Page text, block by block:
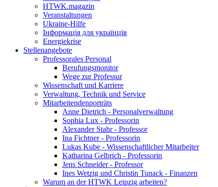
HTWK.magazin
Veranstaltungen
Ukraine-Hilfe
Інформація для українців
Energiekrise
Stellenangebote
Professorales Personal
Berufungsmonitor
Wege zur Professur
Wissenschaft und Karriere
Verwaltung, Technik und Service
Mitarbeitendenporträts
Anne Dietrich - Personalverwaltung
Sophia Lux - Professorin
Alexander Stahr - Professor
Ina Fichtner - Professorin
Lukas Kube - Wissenschaftlicher Mitarbeiter
Katharina Gelbrich - Professorin
Jens Schneider - Professor
Ines Wetzig und Christin Tunack - Finanzen
Warum an der HTWK Leipzig arbeiten?